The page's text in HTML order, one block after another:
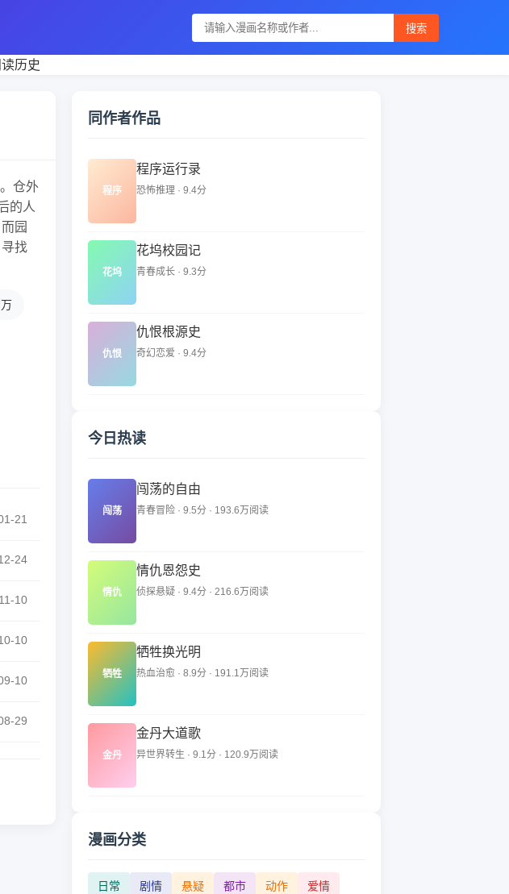
搜索
历史
仓外
的人
园
找
21
24
10
10
10
29
今日热读
闯荡
闯荡的自由
青春冒险 · 9.5分 · 193.6万阅读
情仇
情仇恩怨史
侦探悬疑 · 9.4分 · 216.6万阅读
牺牲
牺牲换光明
热血治愈 · 8.9分 · 191.1万阅读
金丹
金丹大道歌
异世界转生 · 9.1分 · 120.9万阅读
漫画分类
日常 剧情 悬疑 都市 动作 爱情
同作者作品
程序
程序运行录
恐怖推理 · 9.4分
花坞
花坞校园记
青春成长 · 9.3分
仇恨
仇恨根源史
奇幻恋爱 · 9.4分